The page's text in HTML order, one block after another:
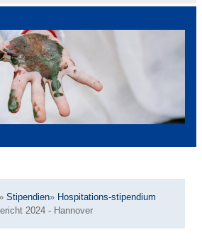
Stipendien» Hospitations-stipendium
2024 - Hannover